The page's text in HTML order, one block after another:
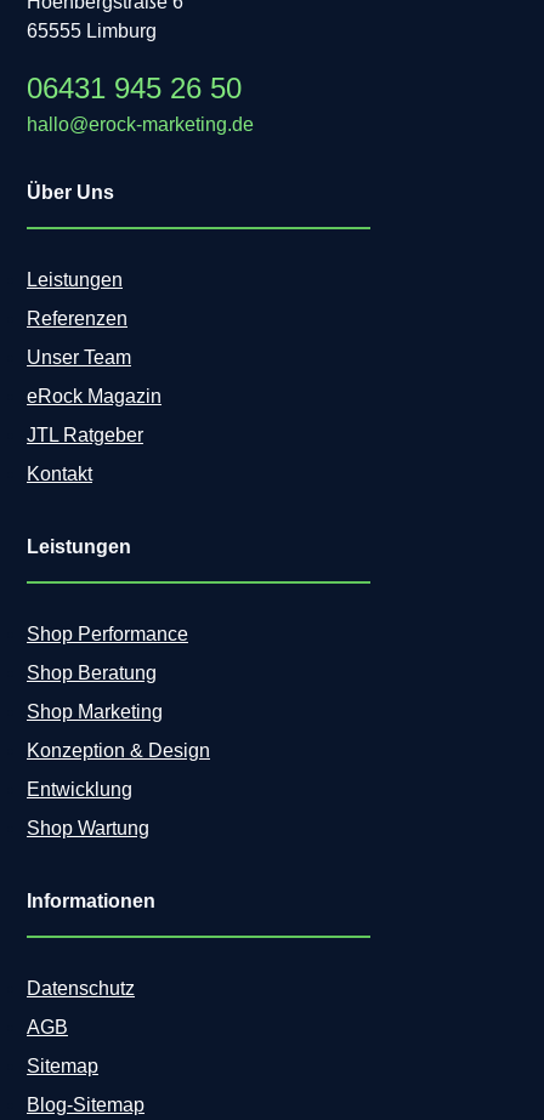
65555 Limburg
06431 945 26 50
hallo@erock-marketing.de
Über Uns
Leistungen
Referenzen
Unser Team
eRock Magazin
JTL Ratgeber
Kontakt
Leistungen
Shop Performance
Shop Beratung
Shop Marketing
Konzeption & Design
Entwicklung
Shop Wartung
Informationen
Datenschutz
AGB
Sitemap
Blog-Sitemap